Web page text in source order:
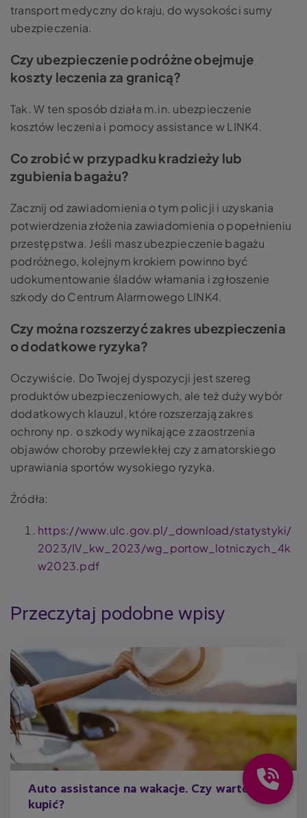
transport medyczny do kraju, do wysokości sumy
ubezpieczenia.
Czy ubezpieczenie podróżne obejmuje
koszty leczenia za granicą?
Tak. W ten sposób działa m.in. ubezpieczenie
kosztów leczenia i pomocy assistance w LINK4.
Co zrobić w przypadku kradzieży lub
zgubienia bagażu?
Zacznij od zawiadomienia o tym policji i uzyskania
potwierdzenia złożenia zawiadomienia o popełnieniu
przestępstwa. Jeśli masz ubezpieczenie bagażu
podróżnego, kolejnym krokiem powinno być
udokumentowanie śladów włamania i zgłoszenie
szkody do Centrum Alarmowego LINK4.
Czy można rozszerzyć zakres ubezpieczenia
o dodatkowe ryzyka?
Oczywiście. Do Twojej dyspozycji jest szereg
produktów ubezpieczeniowych, ale też duży wybór
dodatkowych klauzul, które rozszerzają zakres
ochrony np. o szkody wynikające z zaostrzenia
objawów choroby przewlekłej czy z amatorskiego
uprawiania sportów wysokiego ryzyka.
Źródła:
https://www.ulc.gov.pl/_download/statystyki/
2023/IV_kw_2023/wg_portow_lotniczych_4k
w2023.pdf
Przeczytaj podobne wpisy
Auto assistance na wakacje. Czy warto je
kupić?